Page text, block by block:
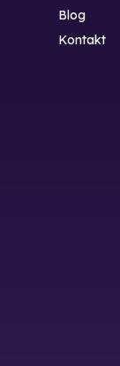
Blog
Kontakt